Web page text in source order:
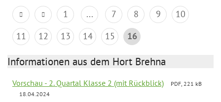
1 ... 7 8 9
10
11
12 13 14 15 16
Informationen aus dem Hort Brehna
Vorschau - 2. Quartal Klasse 2 (mit Rückblick)
PDF, 221 kB
18.04.2024